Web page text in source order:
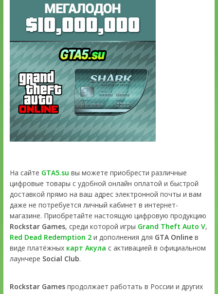
На сайте GTA5.su вы можете приобрести различные
цифровые товары с удобной онлайн оплатой и быстрой
доставкой прямо на ваш адрес электронной почты и вам
даже не потребуется личный кабинет в интернет-
магазине. Приобретайте настоящую цифровую продукцию
Rockstar Games, среди которой игры Grand Theft Auto V,
Red Dead Redemption 2и дополнения для GTA Onlineв
виде платёжных карт Акула с активацией в официальном
лаунчере Social Club.
Rockstar Gamesпродолжает работать в России и других